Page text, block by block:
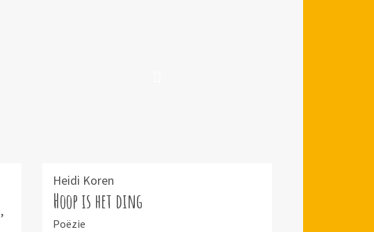
Heidi Koren
Hoop is het ding
Poëzie